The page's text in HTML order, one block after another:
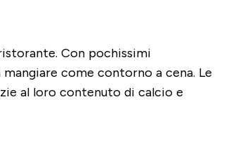
Con pochissimi
come contorno a cena. Le
al loro contenuto di calcio e